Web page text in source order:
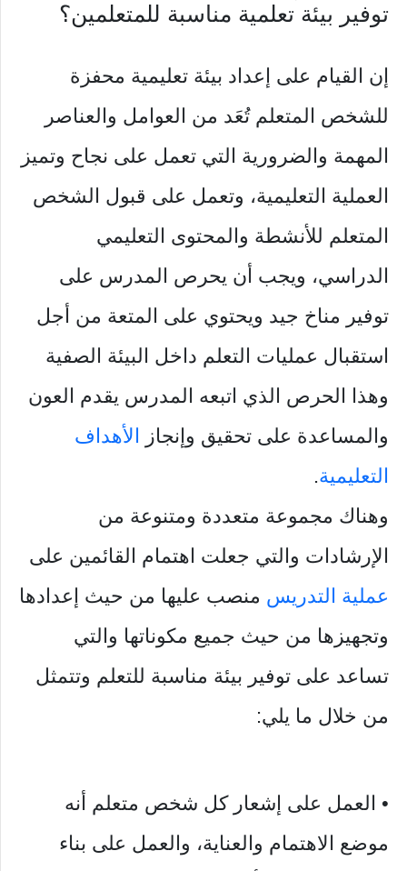
توفير بيئة تعلمية مناسبة للمتعلمين؟
إن القيام على إعداد بيئة تعليمية محفزة
للشخص المتعلم تُعَد من العوامل والعناصر
المهمة والضرورية التي تعمل على نجاح وتميز
العملية التعليمية، وتعمل على قبول الشخص
المتعلم للأنشطة والمحتوى التعليمي
الدراسي، ويجب أن يحرص المدرس على
توفير مناخ جيد ويحتوي على المتعة من أجل
استقبال عمليات التعلم داخل البيئة الصفية
وهذا الحرص الذي اتبعه المدرس يقدم العون
والمساعدة على تحقيق وإنجاز الأهداف
التعليمية.
وهناك مجموعة متعددة ومتنوعة من
الإرشادات والتي جعلت اهتمام القائمين على
عملية التدريس منصب عليها من حيث إعدادها
وتجهيزها من حيث جميع مكوناتها والتي
تساعد على توفير بيئة مناسبة للتعلم وتتمثل
من خلال ما يلي:
• العمل على إشعار كل شخص متعلم أنه
موضع الاهتمام والعناية، والعمل على بناء